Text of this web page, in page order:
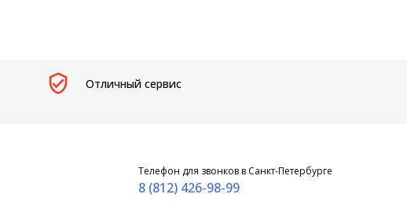
Отличный сервис
Телефон для звонков в Санкт-Петербурге
8 (812) 426-98-99